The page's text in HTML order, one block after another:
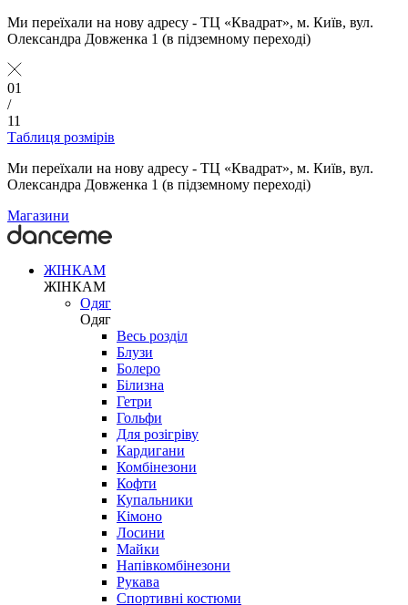
Ми переїхали на нову адресу - ТЦ «Квадрат», м. Київ, вул.
Олександра Довженка 1 (в підземному переході)
01
/
11
Таблиця розмірів
Ми переїхали на нову адресу - ТЦ «Квадрат», м. Київ, вул.
Олександра Довженка 1 (в підземному переході)
Магазини
ЖІНКАМ
ЖІНКАМ
Одяг
Одяг
Весь розділ
Блузи
Болеро
Білизна
Гетри
Гольфи
Для розігріву
Кардигани
Комбінезони
Кофти
Купальники
Кімоно
Лосини
Майки
Напівкомбінезони
Рукава
Спортивні костюми